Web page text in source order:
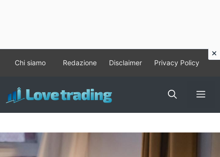
contenuto
Chi siamo Redazione Disclaimer Privacy Policy